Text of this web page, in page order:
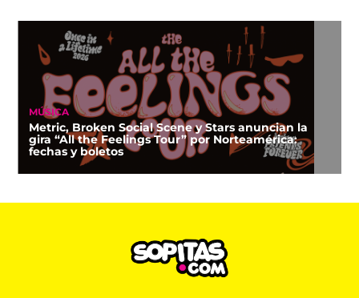
MÚSICA
Metric, Broken Social Scene y Stars anuncian la
gira “All the Feelings Tour” por Norteamérica:
fechas y boletos